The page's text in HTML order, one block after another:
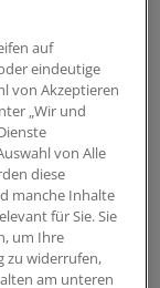
eine
der
aus
Mitte soll der
bis 2020
auf 1,3
auf
eindeutige
von Akzeptieren
„Wir und
von Alle
diese
manche Inhalte
für Sie. Sie
um Ihre
zu widerrufen,
am unteren